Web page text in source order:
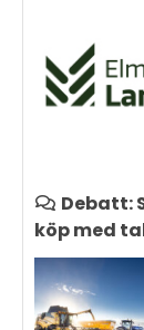
Debatt:
köp med